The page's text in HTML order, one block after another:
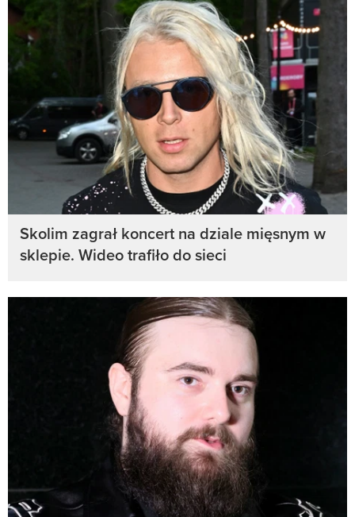
Skolim zagrał koncert na dziale mięsnym w
sklepie. Wideo trafiło do sieci